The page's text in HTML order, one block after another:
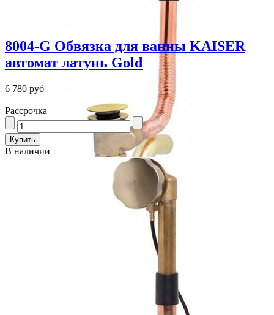
8004-G Обвязка для ванны KAISER
автомат латунь Gold
6 780 руб
Рассрочка
В наличии